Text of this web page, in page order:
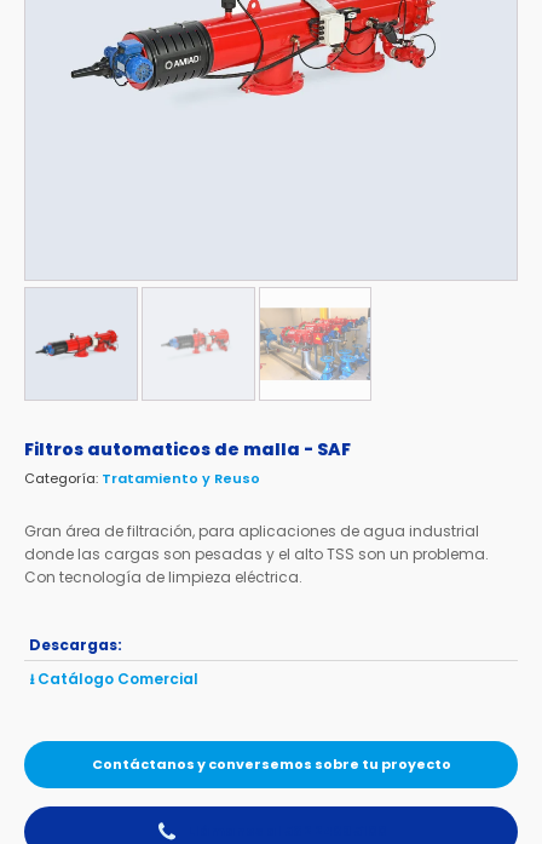
Filtros automaticos de malla - SAF
Categoría: Tratamiento y Reuso
Gran área de filtración, para aplicaciones de agua industrial
donde las cargas son pesadas y el alto TSS son un problema.
Con tecnología de limpieza eléctrica.
Descargas:
⭳ Catálogo Comercial
Contáctanos y conversemos sobre tu proyecto